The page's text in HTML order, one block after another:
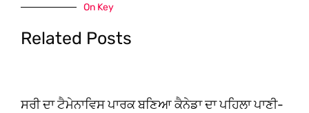
On Key
Related Posts
ਸਰੀ ਦਾ ਟੈਮੇਨਾਵਿਸ ਪਾਰਕ ਬਣਿਆ ਕੈਨੇਡਾ ਦਾ ਪਹਿਲਾ ਪਾਣੀ-